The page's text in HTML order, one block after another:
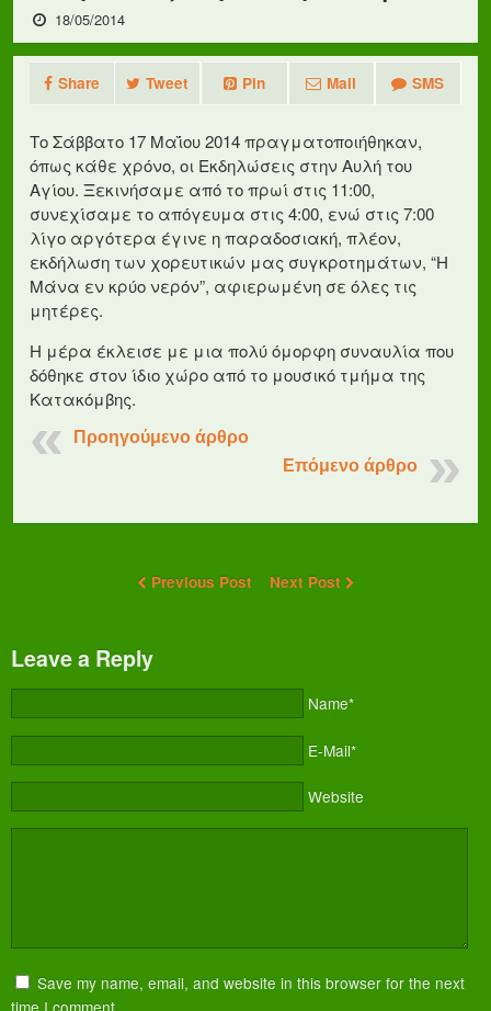
18/05/2014
Share Tweet Pin Mail SMS
Το Σάββατο 17 Μαΐου 2014 πραγματοποιήθηκαν,
όπως κάθε χρόνο, οι Εκδηλώσεις στην Αυλή του
Αγίου. Ξεκινήσαμε από το πρωί στις 11:00,
συνεχίσαμε το απόγευμα στις 4:00, ενώ στις 7:00
λίγο αργότερα έγινε η παραδοσιακή, πλέον,
εκδήλωση των χορευτικών μας συγκροτημάτων, “Η
Μάνα εν κρύο νερόν”, αφιερωμένη σε όλες τις
μητέρες.
Η μέρα έκλεισε με μια πολύ όμορφη συναυλία που
δόθηκε στον ίδιο χώρο από το μουσικό τμήμα της
Κατακόμβης.
Προηγούμενο άρθρο
Επόμενο άρθρο
Previous Post Next Post
Leave a Reply
Name*
E-Mail*
Website
Save my name, email, and website in this browser for the next